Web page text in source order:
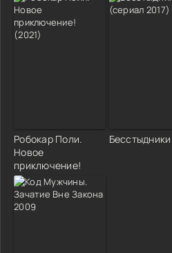
Робокар Поли.
Новое
приключение!
Бесстыдники